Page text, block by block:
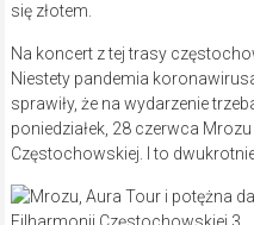
się złotem.
Na koncert z tej trasy
Niestety pandemia
sprawiły, że na wydarzenie
poniedziałek, 28 czerwca
Częstochowskiej. I to